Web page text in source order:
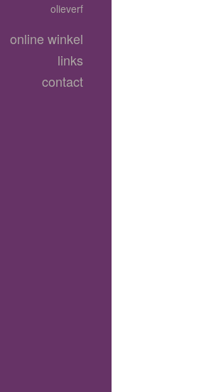
olieverf
online winkel
links
contact